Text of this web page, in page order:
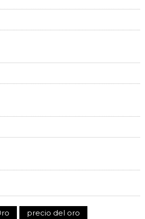
precio del oro